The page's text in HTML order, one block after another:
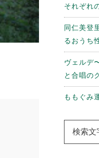
それぞれ
同仁美登
るおうち
ヴェルデ
と合唱の
ももぐみ